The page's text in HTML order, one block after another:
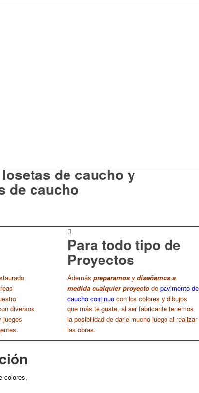
de caucho y
de caucho
diversos
juegos
Para todo tipo de
Proyectos
Además preparamos y diseñamos a
medida cualquier proyecto de pavimento de
caucho continuo con los colores y dibujos
que más te guste, al ser fabricante tenemos
la posibilidad de darle mucho juego al realizar
las obras.
colores,